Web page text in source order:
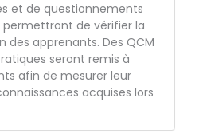
et de questionnements
de vérifier la
des apprenants. Des QCM
seront remis à
afin de mesurer leur
acquises lors